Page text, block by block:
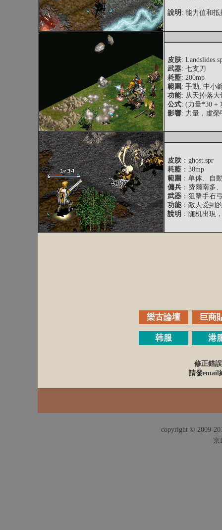
說明 : 能力值和
皮肤:
武器: 七支刀
耗藍: 200mp
範圍 : 手動, 中小
功能: 从天掉落大
公式: (力量*30 +
影響: 力量，虛榮
皮肤 ：ghost.spr
耗藍 ：30mp
範圍 ：单体、自
傭兵 ：费爾南多
武器 ：狙擊手石
功能：敵人受到
說明 ：随机出現
樂古論壇 巨商
韩服 港
修正錯
請發email
copyright © 2009-
京